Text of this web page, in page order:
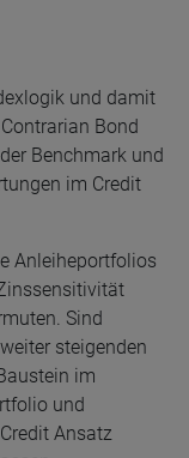
und damit
Bond
Benchmark und
im Credit
Anleiheportfolios
Sind
steigenden
im
und
Ansatz